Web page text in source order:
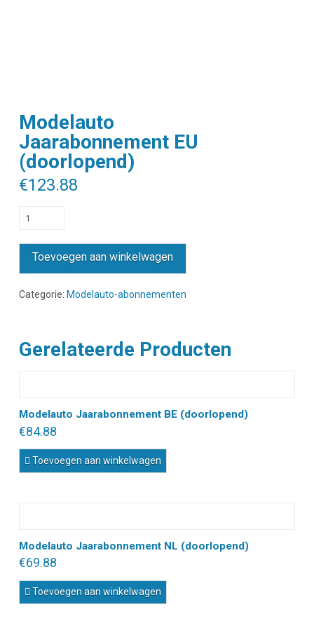
Modelauto
Jaarabonnement EU
(doorlopend)
€123.88
Modelauto
EU
(doorlopend)
aantal
Toevoegen aan winkelwagen
Categorie: Modelauto-abonnementen
Gerelateerde Producten
Modelauto Jaarabonnement BE (doorlopend)
€84.88
Toevoegen aan winkelwagen
Modelauto Jaarabonnement NL (doorlopend)
€69.88
Toevoegen aan winkelwagen